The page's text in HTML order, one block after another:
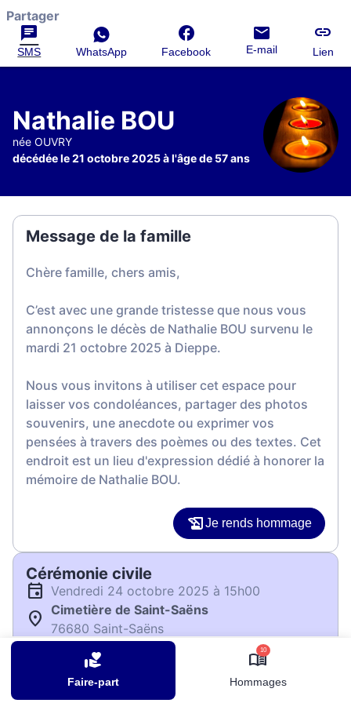
Faire-part
10
Hommages
Partager
SMS WhatsApp Facebook E-mail Lien
Nathalie BOU
née OUVRY
décédée le 21 octobre 2025 à l'âge de 57 ans
Message de la famille
Chère famille, chers amis,
C’est avec une grande tristesse que nous vous
annonçons le décès de Nathalie BOU survenu le
mardi 21 octobre 2025 à Dieppe.
Nous vous invitons à utiliser cet espace pour
laisser vos condoléances, partager des photos
souvenirs, une anecdote ou exprimer vos
pensées à travers des poèmes ou des textes. Cet
endroit est un lieu d'expression dédié à honorer la
mémoire de Nathalie BOU.
Je rends hommage
Cérémonie civile
vendredi 24 octobre 2025 à 15h00
Cimetière de Saint-Saëns
76680 Saint-Saëns
Je rends hommage